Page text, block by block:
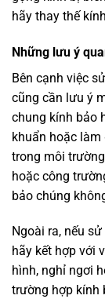
hãy thay thế
Những lưu ý
Bên cạnh việc
cũng cần lưu ý
chung kính bảo
khuẩn hoặc
trong môi
hoặc công
bảo chúng
Ngoài ra, nếu
hãy kết hợp với
hình, nghỉ ngơi
trường hợp kính